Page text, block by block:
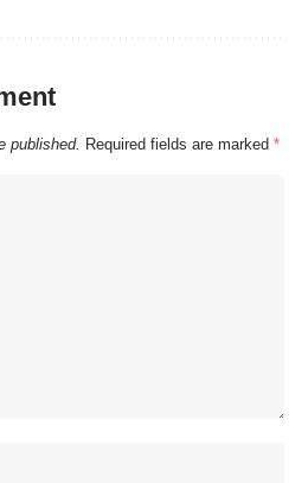
published. Required fields are marked *